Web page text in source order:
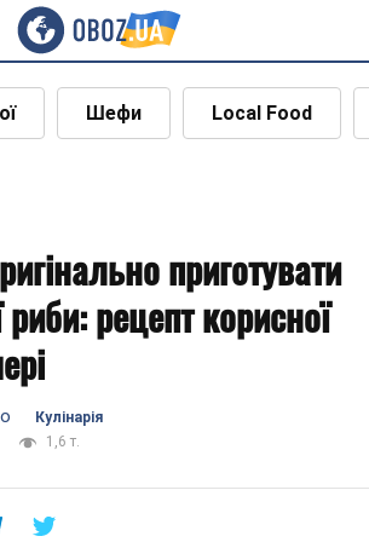
Шефи Local Food
приготувати
рецепт корисної
Кулінарія
1,6 т.